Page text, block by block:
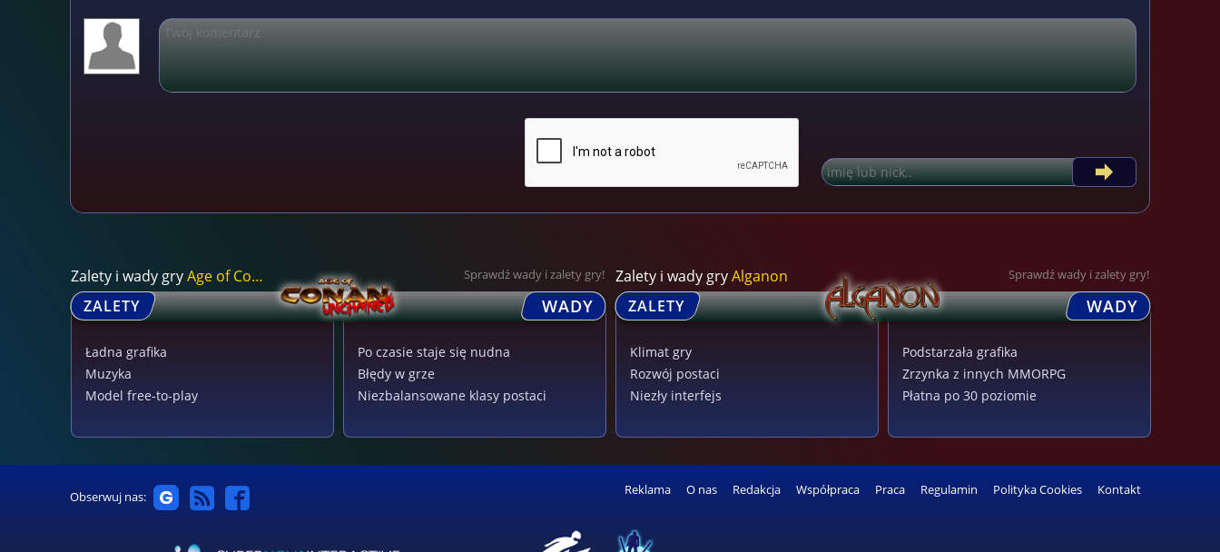
Zalety i wady gryAge of Conan: Unch... Sprawdź wady i zalety gry!
ZALETY WADY
Ładna grafika
Muzyka
Model free-to-play
Po czasie staje się nudna
Błędy w grze
Niezbalansowane klasy postaci
Zalety i wady gryAlganon Sprawdź wady i zalety gry!
ZALETY WADY
Klimat gry
Rozwój postaci
Niezły interfejs
Podstarzała grafika
Zrzynka z innych MMORPG
Płatna po 30 poziomie
Obserwuj nas: Reklama O nas Redakcja Współpraca Praca Regulamin Polityka Cookies Kontakt